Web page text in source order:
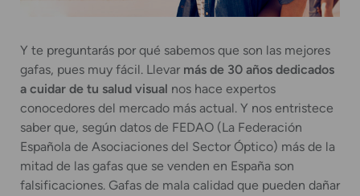
Y te preguntarás por qué sabemos que son las mejores
gafas, pues muy fácil. Llevar más de 30 años dedicados
a cuidar de tu salud visual nos hace expertos
conocedores del mercado más actual. Y nos entristece
saber que, según datos de FEDAO (La Federación
Española de Asociaciones del Sector Óptico) más de la
mitad de las gafas que se venden en España son
falsificaciones. Gafas de mala calidad que pueden dañar